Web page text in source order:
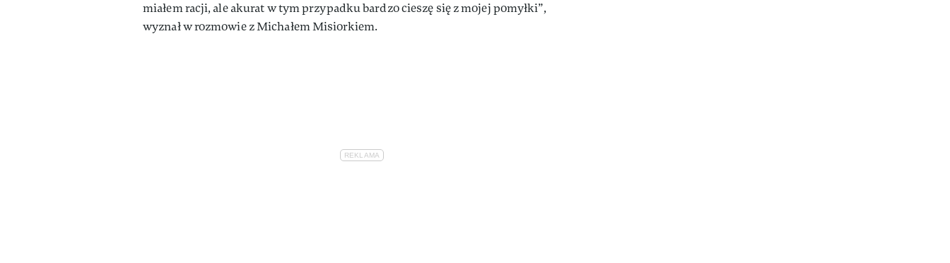
miałem racji, ale akurat w tym przypadku bardzo cieszę się z mojej pomyłki”,
wyznał w rozmowie z Michałem Misiorkiem.